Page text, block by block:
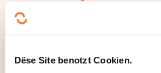
Dëse Site benotzt Cookien.